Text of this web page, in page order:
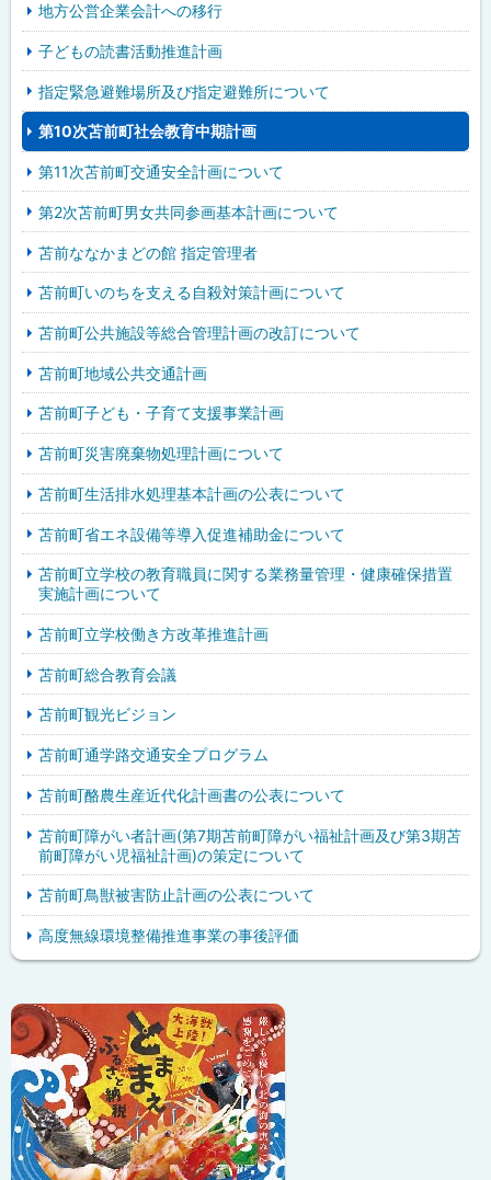
地方公営企業会計への移行
子どもの読書活動推進計画
指定緊急避難場所及び指定避難所について
第10次苫前町社会教育中期計画
第11次苫前町交通安全計画について
第2次苫前町男女共同参画基本計画について
苫前ななかまどの館 指定管理者
苫前町いのちを支える自殺対策計画について
苫前町公共施設等総合管理計画の改訂について
苫前町地域公共交通計画
苫前町子ども・子育て支援事業計画
苫前町災害廃棄物処理計画について
苫前町生活排水処理基本計画の公表について
苫前町省エネ設備等導入促進補助金について
苫前町立学校の教育職員に関する業務量管理・健康確保措置
実施計画について
苫前町立学校働き方改革推進計画
苫前町総合教育会議
苫前町観光ビジョン
苫前町通学路交通安全プログラム
苫前町酪農生産近代化計画書の公表について
苫前町障がい者計画(第7期苫前町障がい福祉計画及び第3期苫
前町障がい児福祉計画)の策定について
苫前町鳥獣被害防止計画の公表について
高度無線環境整備推進事業の事後評価
サ
イ
ド
・
メ
ッ
ク
ア
ッ
プ